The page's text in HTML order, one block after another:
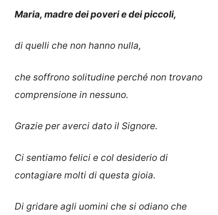
Maria, madre dei poveri e dei piccoli,
di quelli che non hanno nulla,
che soffrono solitudine perché non trovano
comprensione in nessuno.
Grazie per averci dato il Signore.
Ci sentiamo felici e col desiderio di
contagiare molti di questa gioia.
Di gridare agli uomini che si odiano che